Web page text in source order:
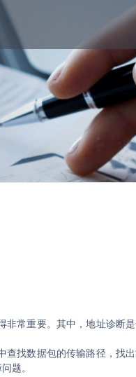
非常重要。其中，地址诊断
查找数据包的传输路径，找
题。